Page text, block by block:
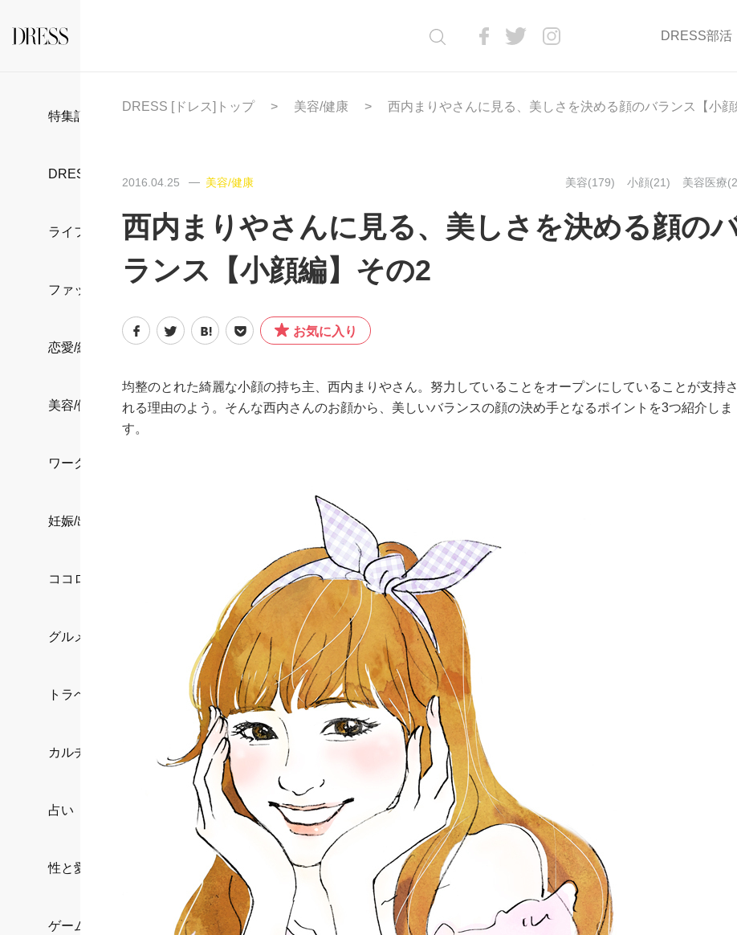
DRESS部活
特集記事
DRESS部活
ライフスタイル
ファッション
恋愛/結婚/離婚
美容/健康
ワークスタイル
妊娠/出産/家族
ココロ/カラダ
グルメ
トラベル
カルチャー/エンタメ
占い
性と愛
ゲーム
DRESS [ドレス]トップ 美容/健康 西内まりやさんに見る、美しさを決める顔のバランス【小
2016.04.25 美容/健康 美容(179) 小顔(21) 美容医療
西内まりやさんに見る、美しさを決める顔の
ランス【小顔編】その2
お気に入り
均整のとれた綺麗な小顔の持ち主、西内まりやさん。努力していることをオープンにしていることが支持さ
れる理由のよう。そんな西内さんのお顔から、美しいバランスの顔の決め手となるポイントを3つ紹介しま
す。